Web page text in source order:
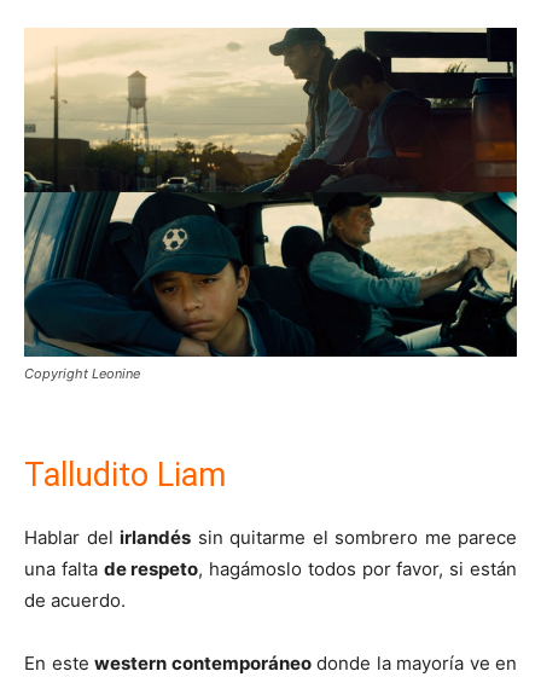
Copyright Leonine
Talludito Liam
Hablar del irlandés sin quitarme el sombrero me parece
una falta de respeto, hagámoslo todos por favor, si están
de acuerdo.
En este western contemporáneodonde la mayoría ve en